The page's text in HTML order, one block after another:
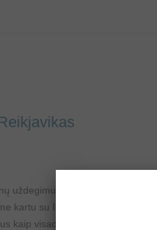
uždegimu, pailsėjus, vasarą
kartu su Ingrida, aš – 15 dienų,
kaip visada teko pakuotis